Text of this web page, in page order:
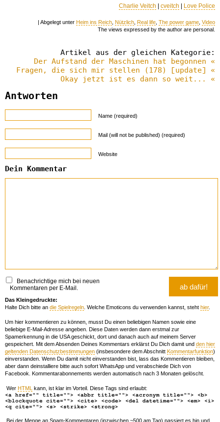
Charlie Veitch cveitch Love Police
| Abgelegt unter Heim ins Reich Nützlich Real life The power game Video
The views expressed by the author are personal.
Artikel aus der gleichen Kategorie:
Der Aufstand der Maschinen hat begonnen «
Fragen, die sich mir stellen (178) [update] «
Okay jetzt ist es dann so weit... «
Antworten
Name (required)
Mail (will not be published) (required)
Website
Dein Kommentar
Benachrichtige mich bei neuen
Kommentaren per E-Mail.
Das Kleingedruckte:
Halte Dich bitte an die Spielregeln . Welche Emoticons du verwenden kannst, steht hier.
Um hier kommentieren zu können, musst Du einen beliebigen Namen sowie eine
beliebige E-Mail-Adresse angeben. Diese Daten werden dann erstmal zur
Spamerkennung in die USA geschickt, dort und danach auch auf meinem Server
gespeichert. Mit dem Absenden Deines Kommentars erklärst Du Dich damit und den hier
geltenden Datenschutzbestimmungen (insbesondere dem Abschnitt Kommentarfunktion)
einverstanden. Wenn Du damit nicht einverstanden bist, lass das Kommentieren bleiben,
aber dann deinstalliere bitte auch sofort WhatsApp und verabschiede Dich von
Facebook. Kommentarabonnements werden automatisch nach 3 Monaten gelöscht.
Wer HTML kann, ist klar im Vorteil. Diese Tags sind erlaubt:
<a href="" title=""> <abbr title=""> <acronym title=""> <b>
<blockquote cite=""> <cite> <code> <del datetime=""> <em> <i>
<q cite=""> <s> <strike> <strong>
Bei der Menge an Spam-Kommentaren (inzwischen ~500 am Tag) passiert es hin und